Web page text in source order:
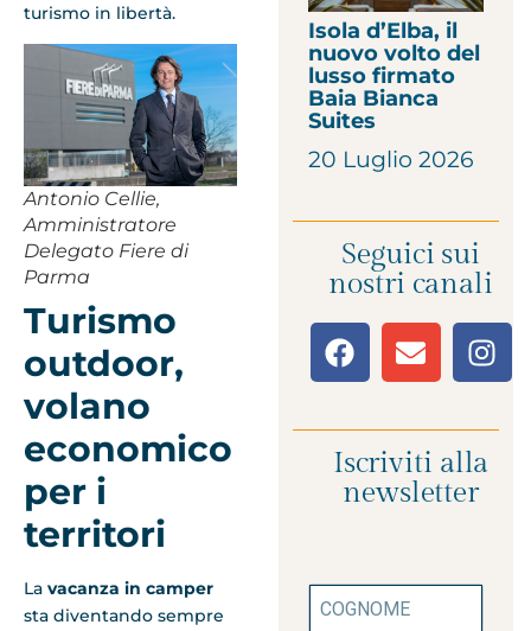
turismo in libertà.
Antonio Cellie,
Amministratore
Delegato Fiere di
Parma
Turismo
outdoor,
volano
economico
per i
territori
La vacanza in camper
sta diventando sempre
Isola d’Elba, il
nuovo volto del
lusso firmato
Baia Bianca
Suites
20 Luglio 2026
Seguici sui
nostri canali
Iscriviti alla
newsletter